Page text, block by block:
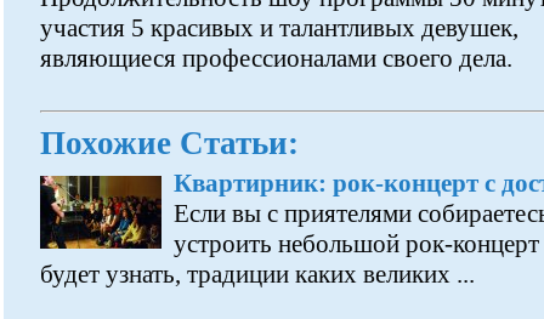
участия 5 красивых и талантливых девушек,
являющиеся профессионалами своего дела.
Похожие Статьи:
Квартирник: рок-концерт c
Если вы с приятелями
устроить небольшой рок-
будет узнать, традиции каких великих ...